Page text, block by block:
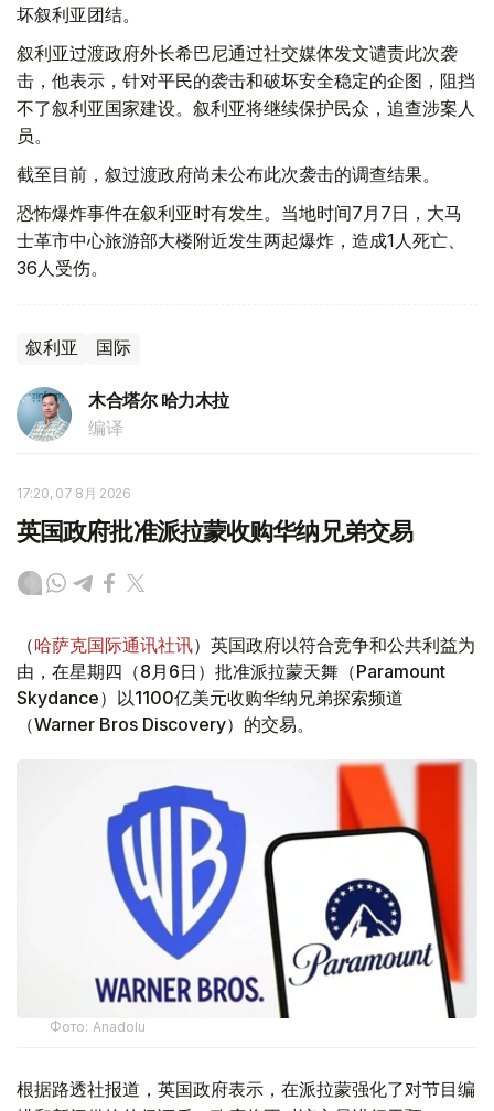
坏叙利亚团结。
叙利亚过渡政府外长希巴尼通过社交媒体发文谴责此次袭
击，他表示，针对平民的袭击和破坏安全稳定的企图，阻挡
不了叙利亚国家建设。叙利亚将继续保护民众，追查涉案人
员。
截至目前，叙过渡政府尚未公布此次袭击的调查结果。
恐怖爆炸事件在叙利亚时有发生。当地时间7月7日，大马
士革市中心旅游部大楼附近发生两起爆炸，造成1人死亡、
36人受伤。
叙利亚 国际
木合塔尔 哈力木拉
编译
17:20, 07 8月 2026
英国政府批准派拉蒙收购华纳兄弟交易
（哈萨克国际通讯社讯）英国政府以符合竞争和公共利益为
由，在星期四（8月6日）批准派拉蒙天舞（Paramount
Skydance）以1100亿美元收购华纳兄弟探索频道
（Warner Bros Discovery）的交易。
Фото: Аnadolu
根据路透社报道，英国政府表示，在派拉蒙强化了对节目编